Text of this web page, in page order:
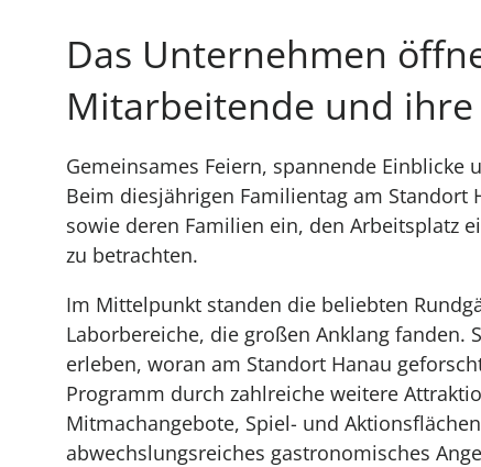
Das Unternehmen
Mitarbeitende und ihre
Gemeinsames Feiern, spannende
Beim diesjährigen Familientag am
sowie deren Familien ein, den Arbeitsplatz
zu betrachten.
Im Mittelpunkt standen die beliebten
Laborbereiche, die großen Anklang fanden.
erleben, woran am Standort Hanau
Programm durch zahlreiche weitere
Mitmachangebote, Spiel- und
abwechslungsreiches gastronomisches